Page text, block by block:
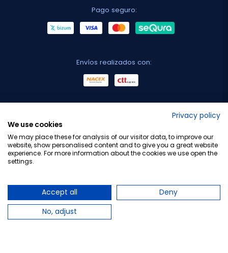
Pago seguro:
Envíos realizados con:
Privacy policy
We use cookies
We may place these for analysis of our visitor data, to improve our
website, show personalised content and to give you a great website
experience. For more information about the cookies we use open the
settings.
Accept all
Deny
No, adjust